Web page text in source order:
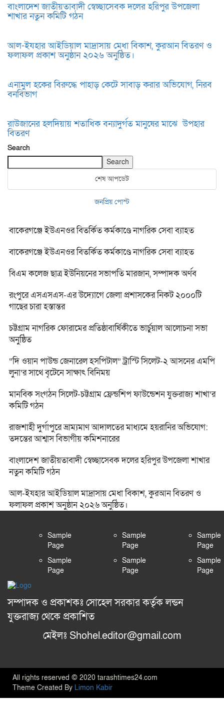
বাংলাদেশ জাতীয়তাবাদী স্বেচ্ছাসেবক দলের হরিপুর উপজেলা
শাখার নতুন কমিটি গঠন
আল-ইযহার আইডিয়াল মাদ্রাসায় মেধা বিকাশ, কুরআন বিতরণ ও
ফলাফল প্রকাশ অনুষ্ঠান ২০২৬ অনুষ্ঠিত।
এনামুল হকের বিরুদ্ধে পাহাড় কেটে সাবাড় করার অভিযোগ, নিরব
বনবিভাগ
রাউজানের হলদিয়ায় শতাধিক বন্যাদুর্গত মানুষের মাঝে উপহার
বিতরণ
Search
Search
শেষ আপডেট
জনপ্রিয় পোস্ট
বাকেরগঞ্জে ইউএনওর বিতর্কিত কর্মকাণ্ডে নাগরিক সেবা ব্যাহত
বাকেরগঞ্জে ইউএনওর বিতর্কিত কর্মকাণ্ডে নাগরিক সেবা ব্যাহত
বিএম কলেজ ছাত্র ইউনিয়নের সভাপতি মারজান, সম্পাদক অর্ণব
রংপুরে এসএসএস-এর উদ্যোগে জেলা প্রশাসকের নিকট ২০০০টি
গাছের চারা হস্তান্তর
চট্টগ্রাম নাগরিক ফোরামের প্রতিষ্ঠাবার্ষিকীতে ভার্চুয়াল আলোচনা সভা
অনুষ্ঠিত
“দি ওয়ান পাউন্ড জেনারেল হসপিটাল” ট্রাস্টি সিলেট-২ আসনের এমপি
লুনা’র সা‌থে বৃটেনে সাক্ষাৎ বিনিময়
মানবিক সংগঠন সিলেট-চট্টগ্রাম ফ্রেন্ডশিপ ফাউন্ডেশন যুক্তরাজ্য শাখা’র
কমিটি গঠন
রাজশাহী দুর্গাপুরে ভ্রাম্যমাণ আদালতের মাধ্যমে হয়রানির অভিযোগ:
তদন্তের আশ্বাস বিভাগীয় কমিশনারের
বাংলাদেশ জাতীয়তাবাদী স্বেচ্ছাসেবক দলের হরিপুর উপজেলা শাখার
নতুন কমিটি গঠন
আল-ইযহার আইডিয়াল মাদ্রাসায় মেধা বিকাশ, কুরআন বিতরণ ও
ফলাফল প্রকাশ অনুষ্ঠান ২০২৬ অনুষ্ঠিত।
Sample
Page
Sample
Page
Sample
Page
Sample
Page
Sample
Page
Sample
Page
সম্পাদক ও প্রকাশকঃ সোহেল সরকার কর্তৃক লন্ডন
যুক্তরাজ্য থেকে প্রকাশিত
মেইলঃ Shohel.editor@gmail.com
All rights reserved © 2020 tarashtimes24.com
Theme Created By Limon Kabir